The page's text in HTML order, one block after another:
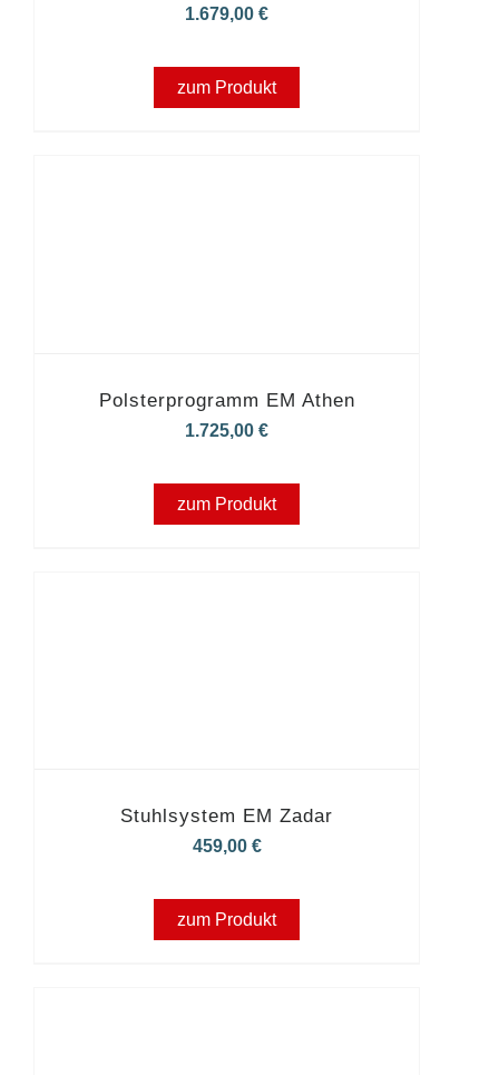
1.679,00€
zum Produkt
Polsterprogramm EM Athen
1.725,00€
zum Produkt
Stuhlsystem EM Zadar
459,00 €
zum Produkt